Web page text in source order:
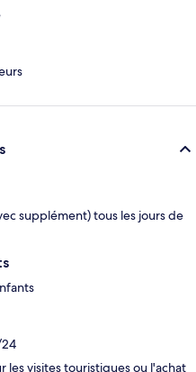
supplément) tous les jours de
les visites touristiques ou l'achat